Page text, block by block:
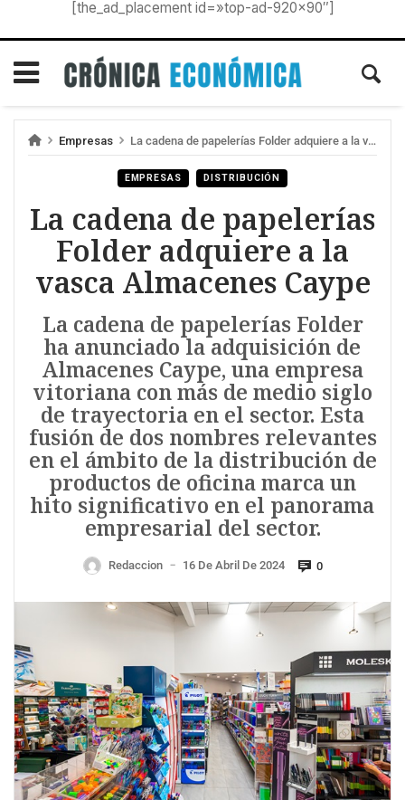
[the_ad_placement id=»top-ad-920×90″]
Empresas La cadena de papelerías Folder adquiere a la vasca Almacenes Caype
EMPRESAS DISTRIBUCIÓN
La cadena de papelerías
Folder adquiere a la
vasca Almacenes Caype
La cadena de papelerías Folder
ha anunciado la adquisición de
Almacenes Caype, una empresa
vitoriana con más de medio siglo
de trayectoria en el sector. Esta
fusión de dos nombres relevantes
en el ámbito de la distribución de
productos de oficina marca un
hito significativo en el panorama
empresarial del sector.
Redaccion — 16 De Abril De 2024 0